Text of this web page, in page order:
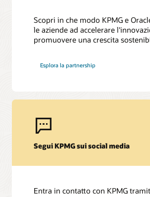
Scopri in che modo KPMG e
le aziende ad accelerare
promuovere una crescita
Esplora la partnership
Segui KPMG sui social media
Entra in contatto con KPMG